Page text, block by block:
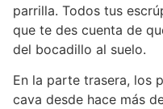
parrilla. Todos tus
que te des cuenta de
del bocadillo al suelo.
En la parte trasera, los
cava desde hace más